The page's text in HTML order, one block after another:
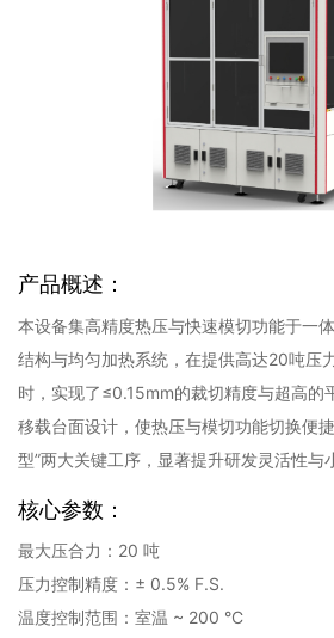
产品概述：
本设备集高精度热压与快速模切功能于一
结构与均匀加热系统，在提供高达20吨
时，实现了≤0.15mm的裁切精度与超高的
移载台面设计，使热压与模切功能切换便
型”两大关键工序，显著提升研发灵活性与
核心参数：
最大压合力：20 吨
压力控制精度：± 0.5% F.S.
温度控制范围：室温 ~ 200 °C